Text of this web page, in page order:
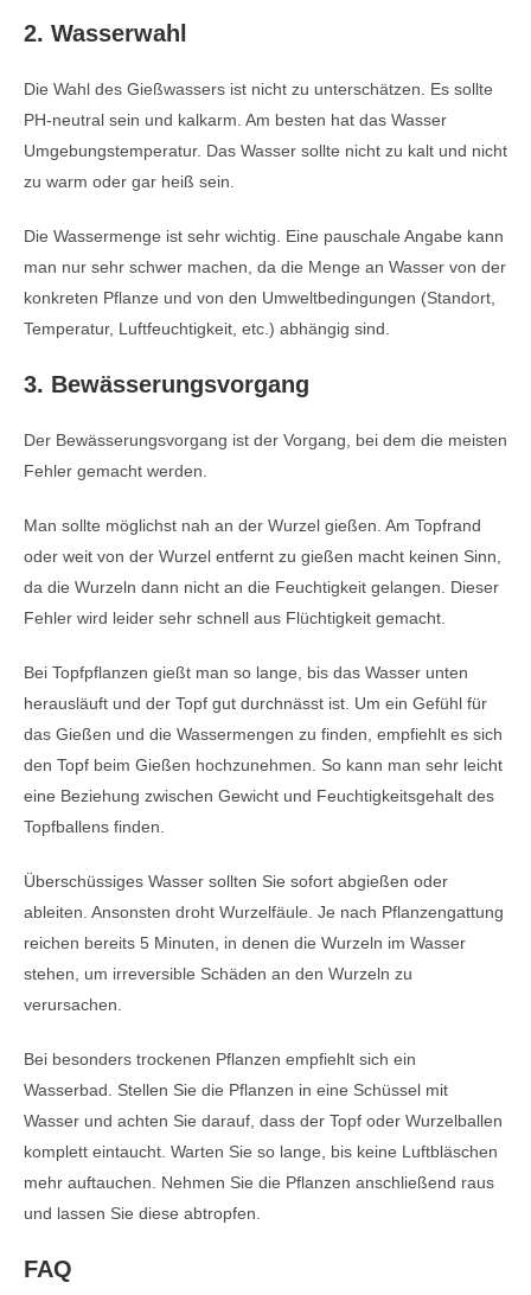
2. Wasserwahl
Die Wahl des Gießwassers ist nicht zu unterschätzen. Es sollte
PH-neutral sein und kalkarm. Am besten hat das Wasser
Umgebungstemperatur. Das Wasser sollte nicht zu kalt und nicht
zu warm oder gar heiß sein.
Die Wassermenge ist sehr wichtig. Eine pauschale Angabe kann
man nur sehr schwer machen, da die Menge an Wasser von der
konkreten Pflanze und von den Umweltbedingungen (Standort,
Temperatur, Luftfeuchtigkeit, etc.) abhängig sind.
3. Bewässerungsvorgang
Der Bewässerungsvorgang ist der Vorgang, bei dem die meisten
Fehler gemacht werden.
Man sollte möglichst nah an der Wurzel gießen. Am Topfrand
oder weit von der Wurzel entfernt zu gießen macht keinen Sinn,
da die Wurzeln dann nicht an die Feuchtigkeit gelangen. Dieser
Fehler wird leider sehr schnell aus Flüchtigkeit gemacht.
Bei Topfpflanzen gießt man so lange, bis das Wasser unten
herausläuft und der Topf gut durchnässt ist. Um ein Gefühl für
das Gießen und die Wassermengen zu finden, empfiehlt es sich
den Topf beim Gießen hochzunehmen. So kann man sehr leicht
eine Beziehung zwischen Gewicht und Feuchtigkeitsgehalt des
Topfballens finden.
Überschüssiges Wasser sollten Sie sofort abgießen oder
ableiten. Ansonsten droht Wurzelfäule. Je nach Pflanzengattung
reichen bereits 5 Minuten, in denen die Wurzeln im Wasser
stehen, um irreversible Schäden an den Wurzeln zu
verursachen.
Bei besonders trockenen Pflanzen empfiehlt sich ein
Wasserbad. Stellen Sie die Pflanzen in eine Schüssel mit
Wasser und achten Sie darauf, dass der Topf oder Wurzelballen
komplett eintaucht. Warten Sie so lange, bis keine Luftbläschen
mehr auftauchen. Nehmen Sie die Pflanzen anschließend raus
und lassen Sie diese abtropfen.
FAQ